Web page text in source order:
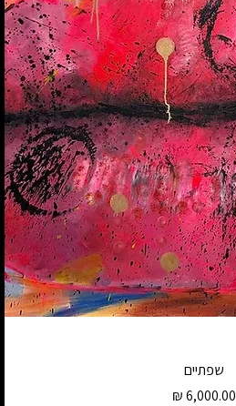
שפתיים
מחיר